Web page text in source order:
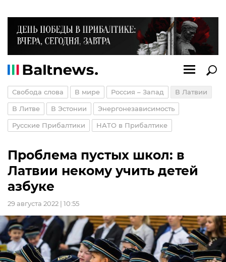
Свобода слова В мире Россия – Запад В Латвии
В Литве В Эстонии Энергонезависимость
Русские Прибалтики НАТО в Прибалтике
Проблема пустых школ: в
Латвии некому учить детей
азбуке
29 августа 2022 | 10:55